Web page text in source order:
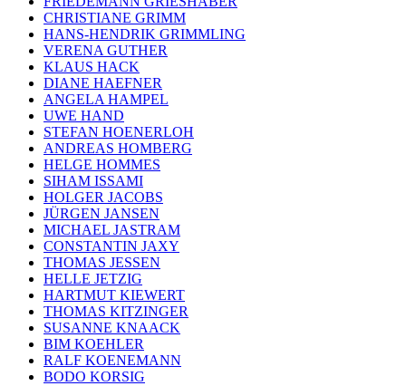
CHRISTIANE GRIMM
HANS-HENDRIK GRIMMLING
VERENA GUTHER
KLAUS HACK
DIANE HAEFNER
ANGELA HAMPEL
UWE HAND
STEFAN HOENERLOH
ANDREAS HOMBERG
HELGE HOMMES
SIHAM ISSAMI
HOLGER JACOBS
JÜRGEN JANSEN
MICHAEL JASTRAM
CONSTANTIN JAXY
THOMAS JESSEN
HELLE JETZIG
HARTMUT KIEWERT
THOMAS KITZINGER
SUSANNE KNAACK
BIM KOEHLER
RALF KOENEMANN
BODO KORSIG